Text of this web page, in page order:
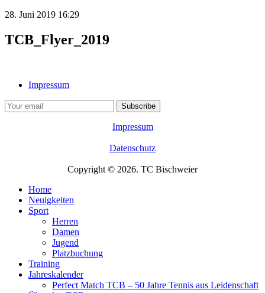
28. Juni 2019 16:29
TCB_Flyer_2019
Impressum
Impressum
Datenschutz
Copyright © 2026. TC Bischweier
Home
Neuigkeiten
Sport
Herren
Damen
Jugend
Platzbuchung
Training
Jahreskalender
Perfect Match TCB – 50 Jahre Tennis aus Leidenschaft